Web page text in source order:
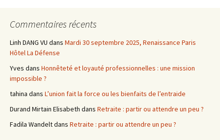
Commentaires récents
Linh DANG VU dans Mardi 30 septembre 2025, Renaissance Paris
Hôtel La Défense
Yves dans Honnêteté et loyauté professionnelles : une mission
impossible ?
tahina dans L’union fait la force ou les bienfaits de l’entraide
Durand Mirtain Elisabeth dans Retraite : partir ou attendre un peu ?
Fadila Wandeltdans Retraite : partir ou attendre un peu ?